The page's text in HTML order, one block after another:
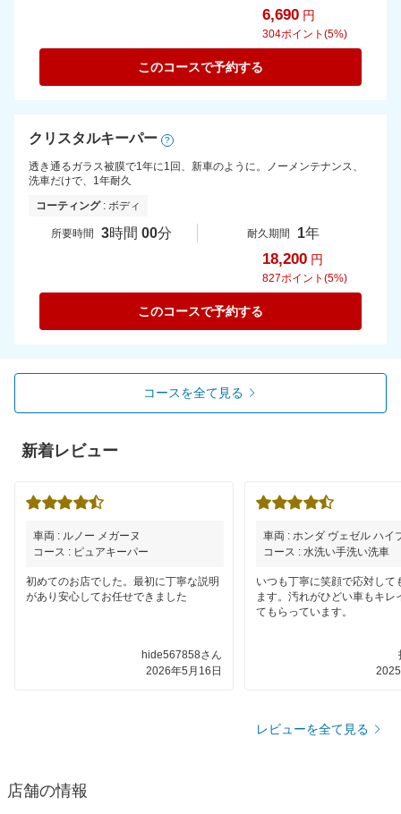
6,690 円
304ポイント(5%)
このコースで予約する
クリスタルキーパー ?
透き通るガラス被膜で1年に1回、新車のように。ノーメンテナンス、
洗車だけで、1年耐久
コーティング: ボディ
所要時間 3時間 00分 耐久期間 1年
18,200 円
827ポイント(5%)
このコースで予約する
コースを全て見る
新着レビュー
車両 : ルノー メガーヌ
コース : ピュアキーパー
初めてのお店でした。最初に丁寧な説明
があり安心してお任せできました
hide567858さん
2026年5月16日
車両 : ホンダ ヴェゼル ハイ
コース : 水洗い手洗い洗車
いつも丁寧に笑顔で応対して
ます。汚れがひどい車もキレ
てもらっています。
レビューを全て見る
店舗の情報